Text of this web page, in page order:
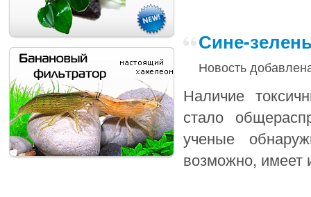
Сине-
Новость
Наличие
стало
ученые
возможно, имеет